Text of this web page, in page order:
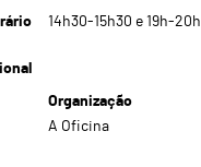
14h30-15h30 e 19h-20h
Organização
A Oficina